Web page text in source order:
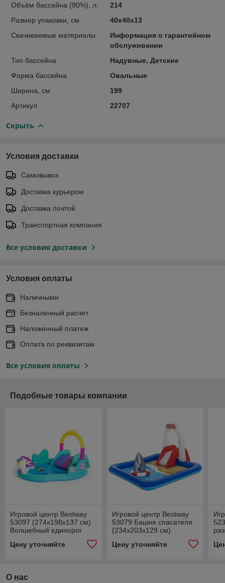
Объём бассейна (90%), л.
214
Размер упаковки, см
40х40х13
Скачиваемые материалы
Информация о гарантийном
обслуживании
Тип бассейна
Надувные, Детские
Форма бассейна
Овальные
Ширина, см
199
Артикул
22707
Скрыть
Условия доставки
Самовывоз
Доставка курьером
Доставка почтой
Транспортная компания
Все условия доставки
Условия оплаты
Наличными
Безналичный расчет
Наложенный платеж
Оплата по реквизитам
Все условия оплаты
Подобные товары компании
Игровой центр Bestway
53097 (274х198х137 см)
Волшебный единорог
Цену уточняйте
Игровой центр Bestway
53079 Башня спасателя
(234х203х129 см)
Цену уточняйте
О нас